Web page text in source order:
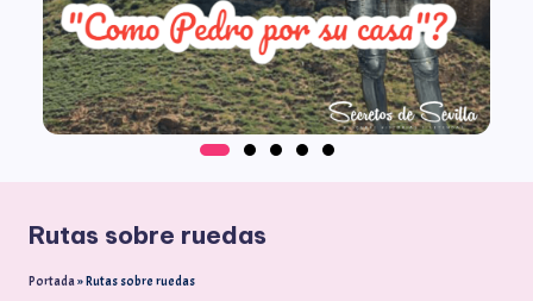
Rutas sobre ruedas
Portada»Rutas sobre ruedas